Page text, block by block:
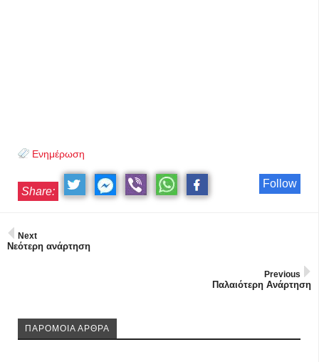
Ενημέρωση
Follow
Share:
Next
Νεότερη ανάρτηση
Previous
Παλαιότερη Ανάρτηση
ΠΑΡΟΜΟΙΑ ΑΡΘΡΑ